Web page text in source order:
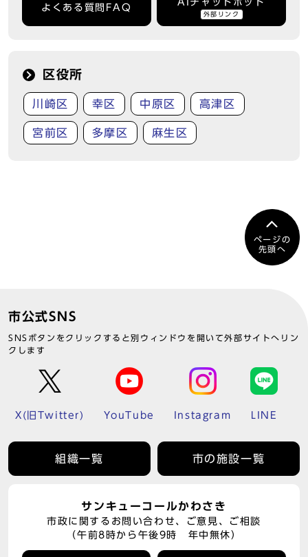
よくある質問FAQ
AIチャットボット
外部リンク
区役所
川崎区 幸区 中原区 高津区
宮前区 多摩区 麻生区
ページの
先頭へ
市公式SNS
SNSボタンをクリックすると別ウィンドウを開いて外部サイトへリン
クします
X(旧Twitter) YouTube Instagram LINE
組織一覧 市の施設一覧
サンキューコールかわさき
市政に関するお問い合わせ、ご意見、ご相談
（午前8時から午後9時 年中無休）